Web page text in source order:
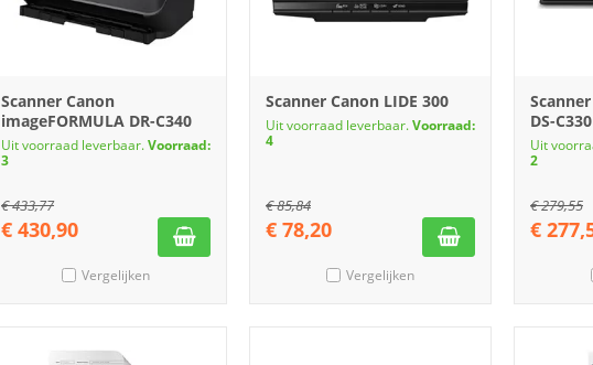
Scanner Canon
imageFORMULA DR-C340
Uit voorraad leverbaar.Voorraad:
3
€433,77
€ 430,90
Vergelijken
Scanner Canon LIDE 300
Uit voorraad leverbaar.Voorraad:
4
€85,84
€ 78,20
Vergelijken
DS-C330
Uit
2
€279,55
€